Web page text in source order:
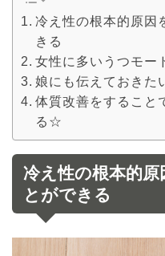
冷え性の根本的原因
きる
女性に多いうつモー
娘にも伝えておきた
体質改善をすること
る☆
冷え性の根本的
とができる